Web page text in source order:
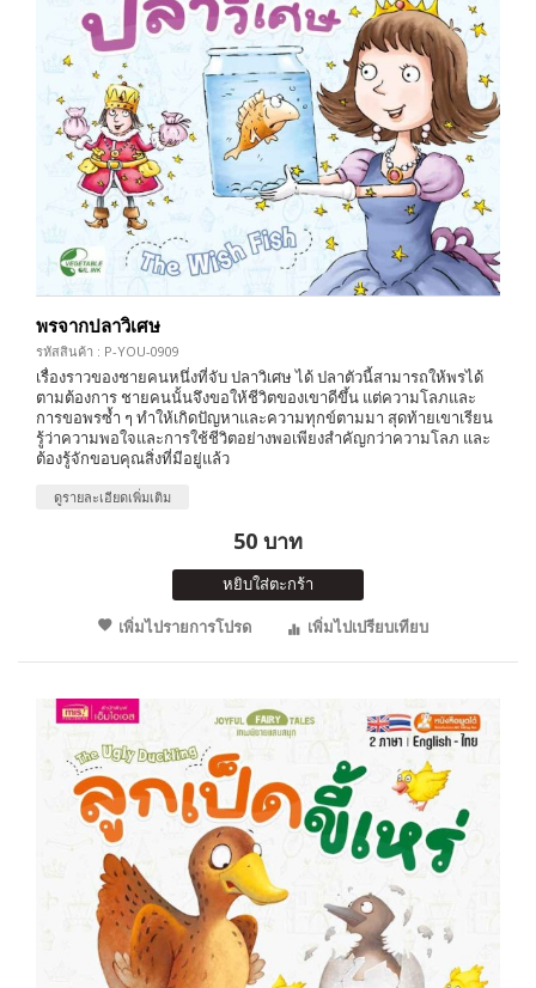
พรจากปลาวิเศษ
รหัสสินค้า : P-YOU-0909
เรื่องราวของชายคนหนึ่งที่จับ ปลาวิเศษ ได้ ปลาตัวนี้สามารถให้พรได้
ตามต้องการ ชายคนนั้นจึงขอให้ชีวิตของเขาดีขึ้น แต่ความโลภและ
การขอพรซ้ำ ๆ ทำให้เกิดปัญหาและความทุกข์ตามมา สุดท้ายเขาเรียน
รู้ว่าความพอใจและการใช้ชีวิตอย่างพอเพียงสำคัญกว่าความโลภ และ
ต้องรู้จักขอบคุณสิ่งที่มีอยู่แล้ว
ดูรายละเอียดเพิ่มเติม
50 บาท
หยิบใส่ตะกร้า
เพิ่มไปรายการโปรด
เพิ่มไปเปรียบเทียบ